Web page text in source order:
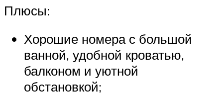
Плюсы:
Хорошие номера с большой
ванной, удобной кроватью,
балконом и уютной
обстановкой;